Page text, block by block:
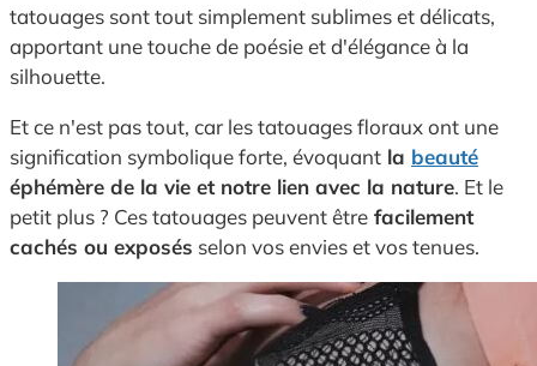
tatouages sont tout simplement sublimes et délicats,
apportant une touche de poésie et d'élégance à la
silhouette.
Et ce n'est pas tout, car les tatouages floraux ont une
signification symbolique forte, évoquant la beauté
éphémère de la vie et notre lien avec la nature. Et le
petit plus ? Ces tatouages peuvent être facilement
cachés ou exposés selon vos envies et vos tenues.